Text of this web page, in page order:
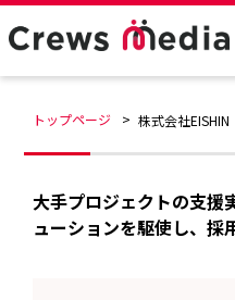
トップページ 株式会社EISHIN
大手プロジェクトの支援
ューションを駆使し、採